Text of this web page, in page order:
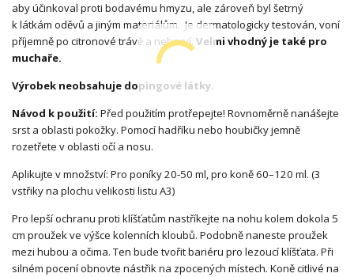
aby účinkoval proti bodavému hmyzu, ale zároveň byl šetrný
k látkám oděvů a jiným materiálům. Je dermatologicky testován, voní
příjemně po citronové trávě a nebarví. Velmi vhodný je také pro
muchaře.
Výrobek neobsahuje dopingové látky.
Návod k použití: Před použitím protřepejte! Rovnoměrně nanášejte
srst a oblasti pokožky. Pomocí hadříku nebo houbičky jemně
rozetřete v oblasti očí a nosu.
Aplikujte v množství: Pro poníky 20-50 ml, pro koně 60–120 ml. (3
vstřiky na plochu velikosti listu A3)
Pro lepší ochranu proti klíšťatům nastříkejte na nohu kolem dokola 5
cm proužek ve výšce kolenních kloubů. Podobně naneste proužek
mezi hubou a očima. Ten bude tvořit bariéru pro lezoucí klíšťata. Při
silném pocení obnovte nástřik na zpocených místech. Koně citlivé na